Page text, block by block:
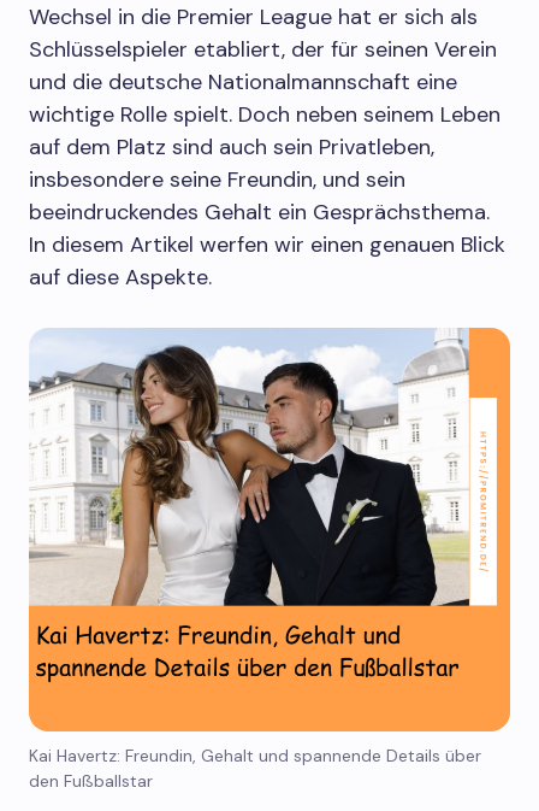
Wechsel in die Premier League hat er sich als
Schlüsselspieler etabliert, der für seinen Verein
und die deutsche Nationalmannschaft eine
wichtige Rolle spielt. Doch neben seinem Leben
auf dem Platz sind auch sein Privatleben,
insbesondere seine Freundin, und sein
beeindruckendes Gehalt ein Gesprächsthema.
In diesem Artikel werfen wir einen genauen Blick
auf diese Aspekte.
Kai Havertz: Freundin, Gehalt und spannende Details über
den Fußballstar